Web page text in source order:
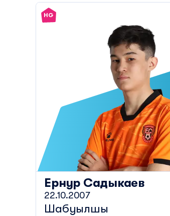
HG
Ернур Садыкаев
22.10.2007
Шабуылшы